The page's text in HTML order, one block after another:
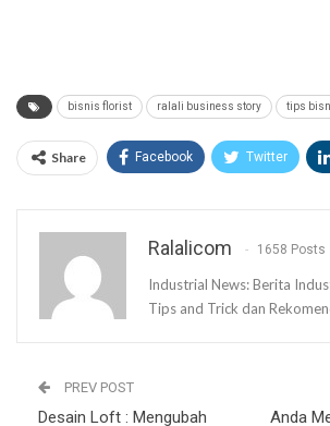
bisnis florist ralali business story tips
Share Facebook Twitter
Ralalicom 1658 Posts
Industrial News: Berita
Tips and Trick dan
PREV POST
Desain Loft : Mengubah
Anda